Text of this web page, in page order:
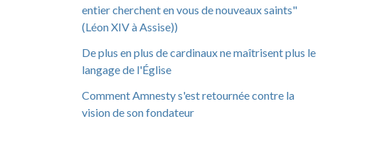
entier cherchent en vous de nouveaux saints"
(Léon XIV à Assise))
De plus en plus de cardinaux ne maîtrisent plus le
langage de l'Église
Comment Amnesty s'est retournée contre la
vision de son fondateur